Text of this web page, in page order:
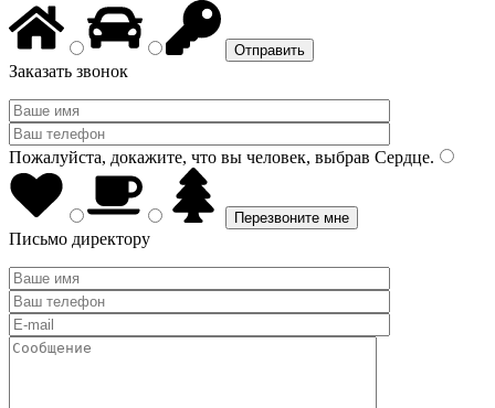
Заказать звонок
Пожалуйста, докажите, что вы человек, выбрав Сердце.
Письмо директору